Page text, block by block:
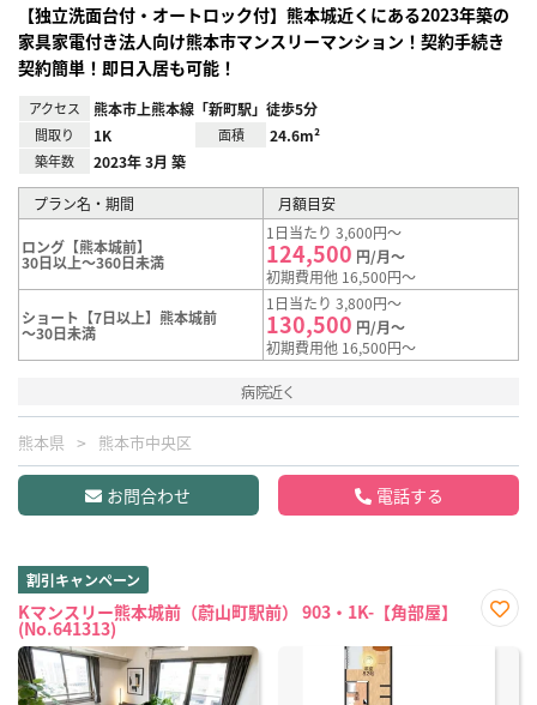
【独立洗面台付・オートロック付】熊本城近くにある2023年築の
家具家電付き法人向け熊本市マンスリーマンション！契約手続き
契約簡単！即日入居も可能！
アクセス 熊本市上熊本線「新町駅」徒歩5分
間取り 1K 面積 24.6m²
築年数 2023年 3月 築
プラン名・期間 月額目安
ロング【熊本城前】
30日以上～360日未満
1日当たり 3,600円～
124,500 円/月～
初期費用他 16,500円～
ショート【7日以上】熊本城前
～30日未満
1日当たり 3,800円～
130,500 円/月～
初期費用他 16,500円～
病院近く
熊本県 熊本市中央区
お問合わせ 電話する
割引キャンペーン
Kマンスリー熊本城前（蔚山町駅前） 903・1K-【角部屋】
(No.641313)
に入